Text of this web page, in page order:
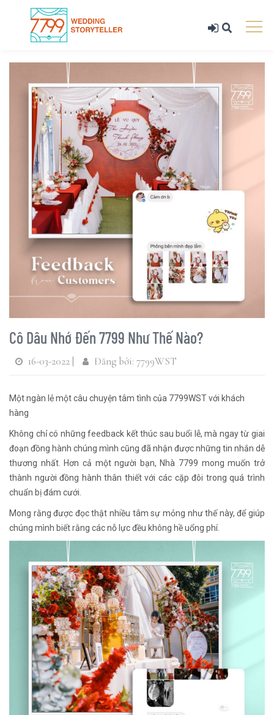
Cô Dâu Nhớ Đến 7799 Như Thế Nào?
16-03-2022 | Đăng bởi: 7799WST
Một ngàn lẻ một câu chuyện tâm tình của 7799WST với khách
hàng
Không chỉ có những feedback kết thúc sau buổi lễ, mà ngay từ giai
đoạn đồng hành chúng mình cũng đã nhận được những tin nhắn dễ
thương nhất. Hơn cả một người bạn, Nhà 7799 mong muốn trở
thành người đồng hành thân thiết với các cặp đôi trong quá trình
chuẩn bị đám cưới.
Mong rằng được đọc thật nhiều tâm sự mỏng như thế này, để giúp
chúng mình biết rằng các nỗ lực đều không hề uổng phí.